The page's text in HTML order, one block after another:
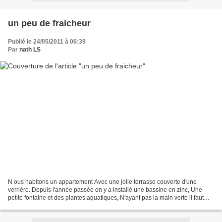
un peu de fraicheur
Publié le 24/05/2011 à 06:39
Par nath LS
N ous habitons un appartement Avec une jolie terrasse couverte d'une
verrière. Depuis l'année passée on y a installé une bassine en zinc, Une
petite fontaine et des plantes aquatiques, N'ayant pas la main verte il faut